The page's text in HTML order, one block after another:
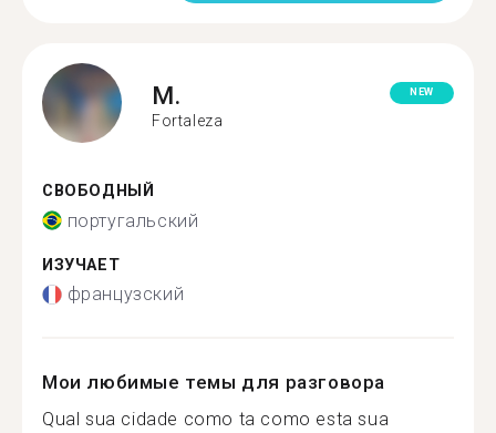
M.
Fortaleza
NEW
СВОБОДНЫЙ
португальский
ИЗУЧАЕТ
французский
Мои любимые темы для разговора
Qual sua cidade como ta como esta sua